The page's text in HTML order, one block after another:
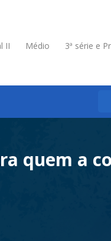
II Médio 3ª série e
quem a